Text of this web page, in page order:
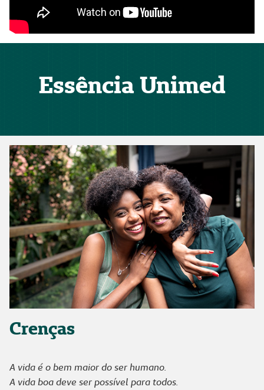
Essência Unimed
Crenças
A vida é o bem maior do ser humano.
A vida boa deve ser possível para todos.